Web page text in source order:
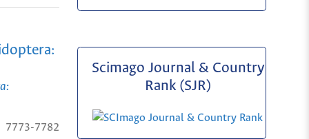
7773-7782
Scimago Journal & Country
Rank (SJR)